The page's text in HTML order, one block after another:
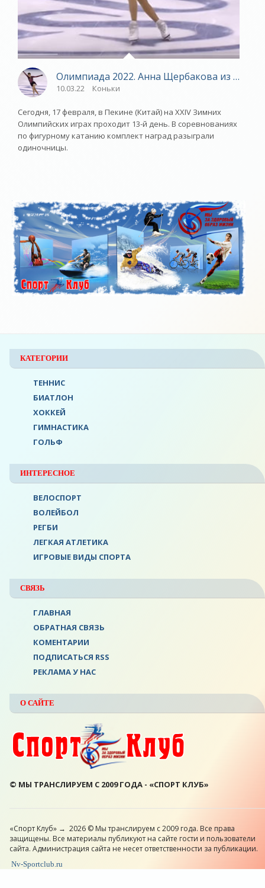
Олимпиада 2022. Анна Щербакова из
10.03.22 Коньки
Сегодня, 17 февраля, в Пекине (Китай) на XXIV Зимних
Олимпийских играх проходит 13-й день. В соревнованиях
по фигурному катанию комплект наград разыграли
одиночницы.
КАТЕГОРИИ
ТЕННИС
БИАТЛОН
ХОККЕЙ
ГИМНАСТИКА
ГОЛЬФ
ИНТЕРЕСНОЕ
ВЕЛОСПОРТ
ВОЛЕЙБОЛ
РЕГБИ
ЛЕГКАЯ АТЛЕТИКА
ИГРОВЫЕ ВИДЫ СПОРТА
СВЯЗЬ
ГЛАВНАЯ
ОБРАТНАЯ СВЯЗЬ
КОМЕНТАРИИ
ПОДПИСАТЬСЯ RSS
РЕКЛАМА У НАС
О САЙТЕ
© МЫ ТРАНСЛИРУЕМ С 2009 ГОДА - «СПОРТ КЛУБ»
«Спорт Клуб» → 2026 © Мы транслируем с 2009 года. Все права
защищены. Все материалы публикуют на сайте гости и пользователи
сайта. Администрация сайта не несет ответственности за публикации.
Nv-Sportclub.ru